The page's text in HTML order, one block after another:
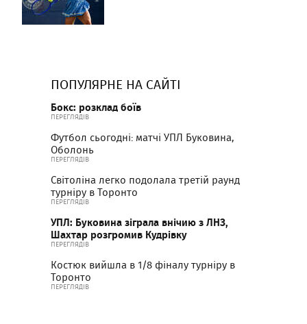
ПОПУЛЯРНЕ НА САЙТІ
Бокс: розклад боїв
ПЕРЕГЛЯДІВ
Футбол сьогодні: матчі УПЛ Буковина,
Оболонь
ПЕРЕГЛЯДІВ
Світоліна легко подолала третій раунд
турніру в Торонто
ПЕРЕГЛЯДІВ
УПЛ: Буковина зіграла внічию з ЛНЗ,
Шахтар розгромив Кудрівку
ПЕРЕГЛЯДІВ
Костюк вийшла в 1/8 фіналу турніру в
Торонто
ПЕРЕГЛЯДІВ